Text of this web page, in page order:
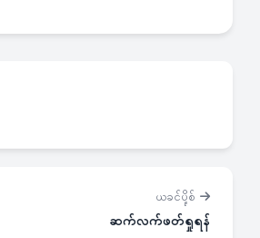
ယခင်ပို့စ်
ဆက်လက်ဖတ်ရှုရန်